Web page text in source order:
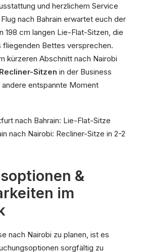
und herzlichem Service
nach Bahrain erwartet euch der
198 cm langen Lie-Flat-Sitzen, die
fliegenden Bettes versprechen.
kürzeren Abschnitt nach Nairobi
Recliner-Sitzen in der Business
entspannte Moment
nach Bahrain: Lie-Flat-Sitze
nach Nairobi: Recliner-Sitze in 2-2
&
im
nach Nairobi zu planen, ist es
sorgfältig zu